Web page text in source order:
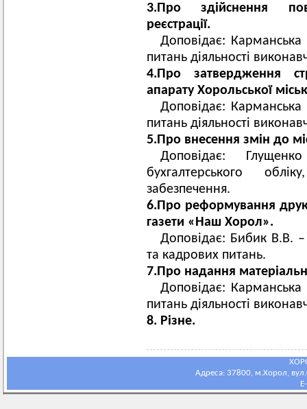
3.Про здійснення
реєстрації.
Доповідає:
питань діяльності
4.Про затвердження
апарату Хорольської
Доповідає:
питань діяльності
5.Про внесення змін до
Доповідає:
бухгалтерського
забезпечення.
6.Про реформування
газети «Наш Хорол».
Доповідає: Бибик В.В. –
та кадрових питань.
7.Про надання
Доповідає:
питань діяльності
8. Різне.
Адреса: 37800, м.Хорол,